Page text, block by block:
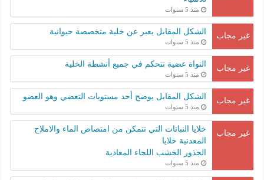
منذ 5 سنوات
غير مجاب الشكل المقابل يعبر عن خلية متخصصة حيوانية
منذ 5 سنوات
غير مجاب النواة عضية تتحكم في جميع أنشطة الخلية
منذ 5 سنوات
غير مجاب الشكل المقابل يوضح أحد مستويات التعضي وهو العضو
منذ 5 سنوات
غير مجاب
خلايا النباتات التي تتمكن من امتصاص الماء والاملاح
المعدنية خلايا
الجذور الخشب اللحاء المعادية
منذ 5 سنوات